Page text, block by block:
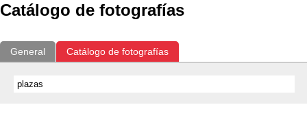
Catálogo de fotografías
General Catálogo de fotografías